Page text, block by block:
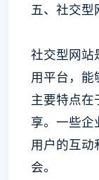
五、社交型
社交型网站
用平台，能
主要特点在
享。一些企
用户的互动
会。